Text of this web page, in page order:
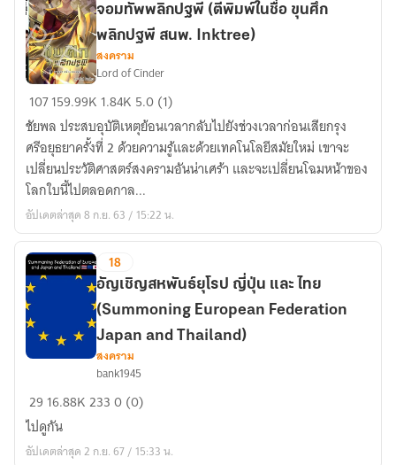
จอมทัพ
พลิก
ปฐพี
(ตี
พิมพ์
ใน
ชื่อ
ขุนศึก
พลิก
ปฐพี
สนพ.
Inktree)
มา
8
จอมทัพพลิกปฐพี (ตีพิมพ์ในชื่อ ขุนศึก
พลิกปฐพี สนพ. Inktree)
สงคราม
Lord of Cinder
107159.99K 1.84K 5.0 (1)
ชัยพล ประสบอุบัติเหตุย้อนเวลากลับไปยังช่วงเวลาก่อนเสียกรุง
ศรีอยุธยาครั้งที่ 2 ด้วยความรู้และด้วยเทคโนโลยีสมัยใหม่ เขาจะ
เปลี่ยนประวัติศาสตร์สงครามอันน่าเศร้า และจะเปลี่ยนโฉมหน้าของ
โลกใบนี้ไปตลอดกาล...
อัปเดตล่าสุด 8 ก.ย. 63 / 15:22 น.
ยุโรป
ญี่ปุ่น
และ
18
อัญเชิญสหพันธ์ยุโรป ญี่ปุ่น และ ไทย
(Summoning European Federation
Japan and Thailand)
สงคราม
bank1945
29 16.88K2330 (0)
ไปดูกัน
อัปเดตล่าสุด 2 ก.ย. 67 / 15:33 น.